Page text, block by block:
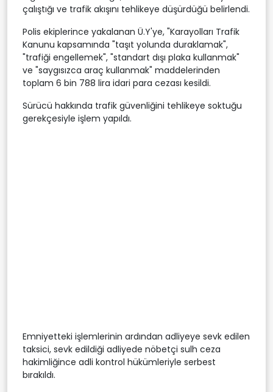
çalıştığı ve trafik akışını tehlikeye düşürdüğü belirlendi.
Polis ekiplerince yakalanan Ü.Y'ye, "Karayolları Trafik
Kanunu kapsamında "taşıt yolunda duraklamak",
"trafiği engellemek", "standart dışı plaka kullanmak"
ve "saygısızca araç kullanmak" maddelerinden
toplam 6 bin 788 lira idari para cezası kesildi.
Sürücü hakkında trafik güvenliğini tehlikeye soktuğu
gerekçesiyle işlem yapıldı.
Emniyetteki işlemlerinin ardından adliyeye sevk edilen
taksici, sevk edildiği adliyede nöbetçi sulh ceza
hakimliğince adli kontrol hükümleriyle serbest
bırakıldı.